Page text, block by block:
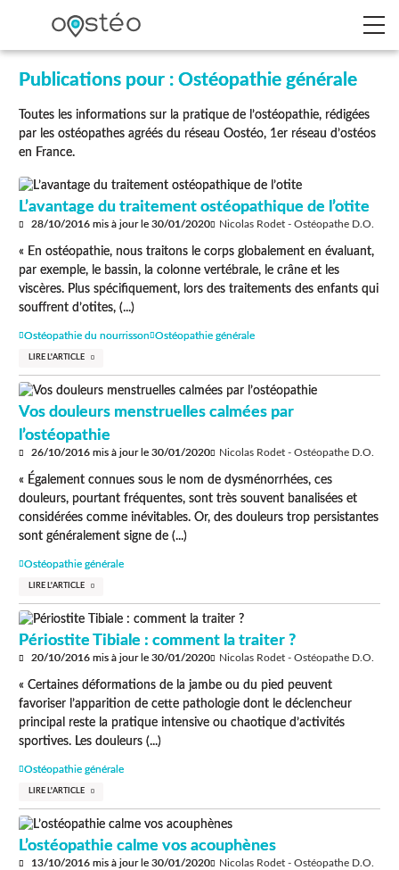
Publications pour : Ostéopathie générale
Toutes les informations sur la pratique de l’ostéopathie, rédigées
par les ostéopathes agréés du réseau Oostéo, 1er réseau d’ostéos
en France.
L’avantage du traitement ostéopathique de l’otite
28/10/2016mis à jour le 30/01/2020 Nicolas Rodet - Ostéopathe D.O.
« En ostéopathie, nous traitons le corps globalement en évaluant,
par exemple, le bassin, la colonne vertébrale, le crâne et les
viscères. Plus spécifiquement, lors des traitements des enfants qui
souffrent d’otites, (...)
Ostéopathie du nourrisson Ostéopathie générale
LIRE L'ARTICLE
Vos douleurs menstruelles calmées par
l’ostéopathie
26/10/2016mis à jour le 30/01/2020 Nicolas Rodet - Ostéopathe D.O.
« Également connues sous le nom de dysménorrhées, ces
douleurs, pourtant fréquentes, sont très souvent banalisées et
considérées comme inévitables. Or, des douleurs trop persistantes
sont généralement signe de (...)
Ostéopathie générale
LIRE L'ARTICLE
Périostite Tibiale : comment la traiter ?
20/10/2016mis à jour le 30/01/2020 Nicolas Rodet - Ostéopathe D.O.
« Certaines déformations de la jambe ou du pied peuvent
favoriser l’apparition de cette pathologie dont le déclencheur
principal reste la pratique intensive ou chaotique d’activités
sportives. Les douleurs (...)
Ostéopathie générale
LIRE L'ARTICLE
L’ostéopathie calme vos acouphènes
13/10/2016mis à jour le 30/01/2020 Nicolas Rodet - Ostéopathe D.O.